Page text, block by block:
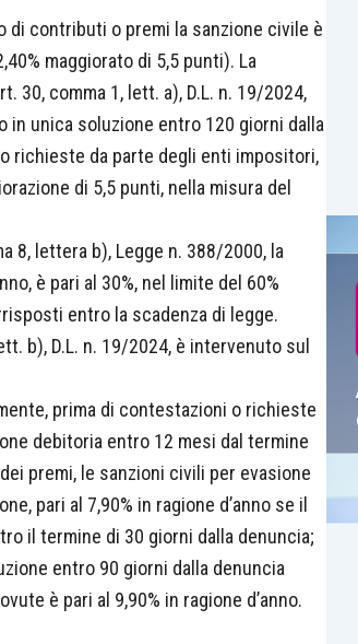
di contributi o premi la sanzione civile è
maggiorato di 5,5 punti). La
30, comma 1, lett. a), D.L. n. 19/2024,
unica soluzione entro 120 giorni dalla
richieste da parte degli enti impositori,
di 5,5 punti, nella misura del
8, lettera b), Legge n. 388/2000, la
è pari al 30%, nel limite del 60%
entro la scadenza di legge.
b), D.L. n. 19/2024, è intervenuto sul
prima di contestazioni o richieste
debitoria entro 12 mesi dal termine
premi, le sanzioni civili per evasione
pari al 7,90% in ragione d’anno se il
il termine di 30 giorni dalla denuncia;
entro 90 giorni dalla denuncia
è pari al 9,90% in ragione d’anno.